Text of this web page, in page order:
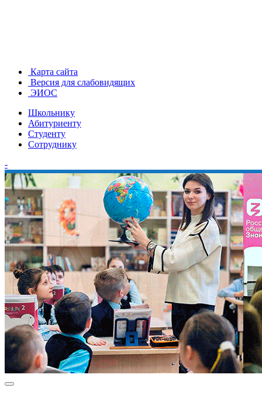
Карта сайта
Версия для слабовидящих
ЭИОС
Школьнику
Абитуриенту
Студенту
Сотруднику
-